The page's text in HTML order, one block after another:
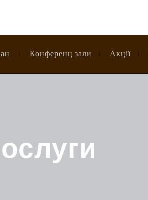
Конференц зали Акції